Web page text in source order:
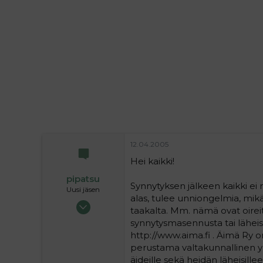
pipatsu
Uusi jäsen
02.01.2005
12.04.2005
Hei kaikki!
Synnytyksen jälkeen kaikki ei
alas, tulee unniongelmia,
taakalta. Mm. nämä ovat
synnytysmasennusta tai
http://www.aima.fi . Äimä Ry
perustama valtakunnallinen
äideille sekä heidän